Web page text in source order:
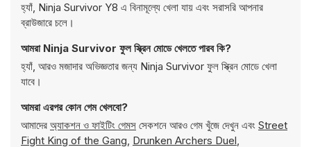
হ্যাঁ, Ninja Survivor Y8 এ বিনামূল্যে খেলা যায় এবং সরাসরি আপনার
ব্রাউজারে চলে।
আমরা Ninja Survivor ফুল স্ক্রিন মোডে খেলতে পারব কি?
হ্যাঁ, আরও মজাদার অভিজ্ঞতার জন্য Ninja Survivor ফুল স্ক্রিন মোডে খেলা
যাবে।
আমরা এরপর কোন গেম খেলবো?
আমাদের অ্যাকশন ও ফাইটিং গেমস সেকশনে আরও গেম খুঁজে দেখুন এবং Street
Fight King of the Gang, Drunken Archers Duel,